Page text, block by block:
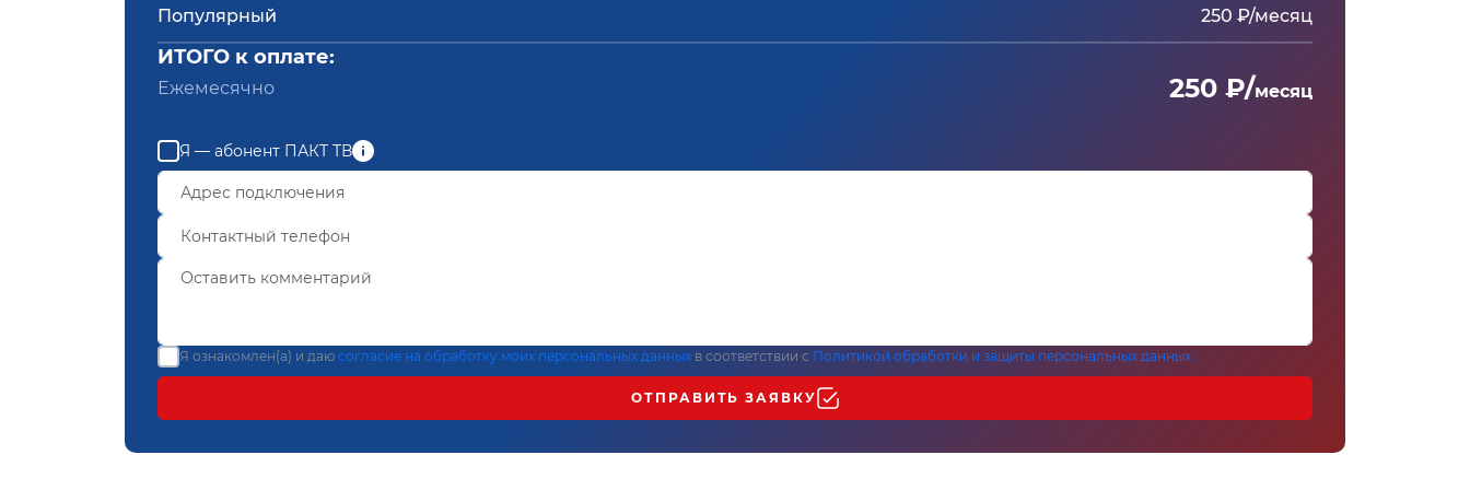
Популярный
250 ₽/месяц
ИТОГО к оплате:
Ежемесячно 250 ₽/месяц
Я — абонент ПАКТ ТВ
Я ознакомлен(а) и даю согласие на обработку моих персональных данных в соответствии с Политикой обработки и защиты персональных данных
ОТПРАВИТЬ ЗАЯВКУ